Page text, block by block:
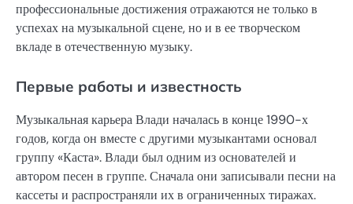
профессиональные достижения отражаются не только в
успехах на музыкальной сцене, но и в ее творческом
вкладе в отечественную музыку.
Первые работы и известность
Музыкальная карьера Влади началась в конце 1990-х
годов, когда он вместе с другими музыкантами основал
группу «Каста». Влади был одним из основателей и
автором песен в группе. Сначала они записывали песни на
кассеты и распространяли их в ограниченных тиражах.